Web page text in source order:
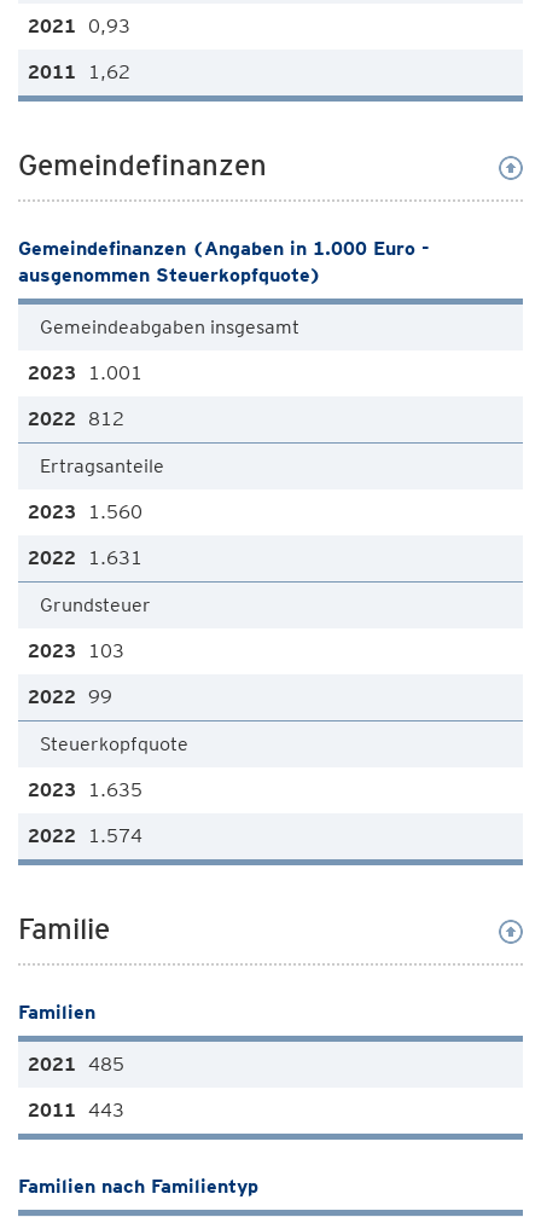
0,93
1,62
Gemeindefinanzen
Gemeindefinanzen (Angaben in 1.000 Euro -
ausgenommen Steuerkopfquote)
Gemeindeabgaben insgesamt
1.001
812
Ertragsanteile
1.560
1.631
Grundsteuer
103
99
Steuerkopfquote
1.635
1.574
Familie
Familien
485
443
Familien nach Familientyp